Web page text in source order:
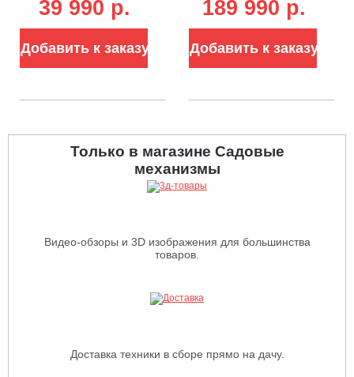
(PRC, BL 2x20В,
43 см, пластик,
50 л, 16 кг)
39 990 p.
Добавить к заказу
и ЗУ (PRC, BL 82В,
76 см, сталь, 3
мульчирование,
85 л, 85 кг)
189 990 p.
Добавить к заказу
Только в магазине Садовые
механизмы
Видео-обзоры и 3D изображения для большинства
товаров.
Доставка техники в сборе прямо на дачу.